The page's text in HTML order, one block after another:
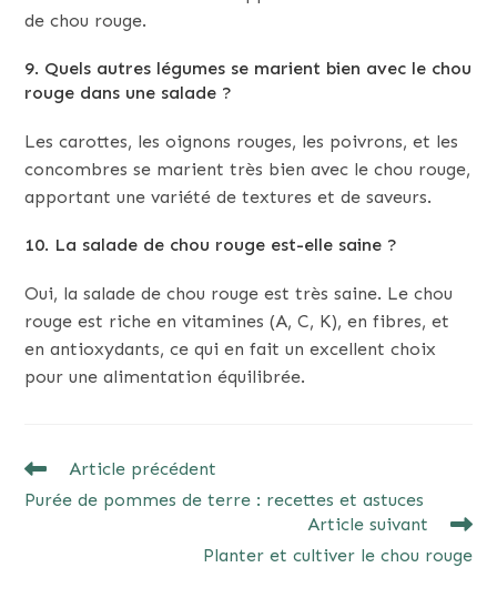
de chou rouge.
9. Quels autres légumes se marient bien avec le chou
rouge dans une salade ?
Les carottes, les oignons rouges, les poivrons, et les
concombres se marient très bien avec le chou rouge,
apportant une variété de textures et de saveurs.
10. La salade de chou rouge est-elle saine ?
Oui, la salade de chou rouge est très saine. Le chou
rouge est riche en vitamines (A, C, K), en fibres, et
en antioxydants, ce qui en fait un excellent choix
pour une alimentation équilibrée.
READ
ARTICLES
Article précédent
Purée de pommes de terre : recettes et astuces
Article suivant
Planter et cultiver le chou rouge